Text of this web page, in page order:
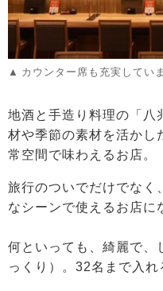
カウンター席も充実してい
地酒と手造り料理の「八
材や季節の素材を活かし
常空間で味わえるお店。
旅行のついでだけでなく
なシーンで使えるお店に
何といっても、綺麗で、
っくり）。32名まで入れ